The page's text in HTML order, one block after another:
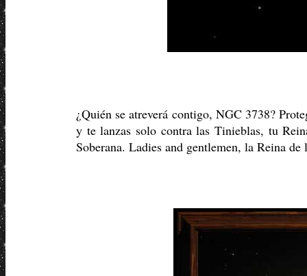
¿Quién se atreverá contigo, NGC 3738?
y te lanzas solo contra las Tinieblas, tu
Soberana. Ladies and gentlemen, la Reina